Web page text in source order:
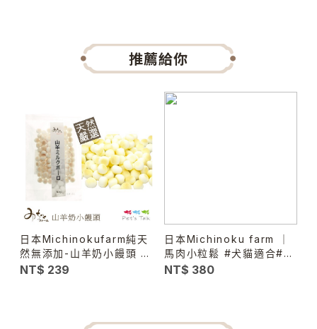
推薦給你
日本Michinokufarm純天
然無添加-山羊奶小饅頭 訓
練塞食都適合!
NT$ 239
日本Michinoku farm ｜
馬肉小粒鬆 #犬貓適合#幼
犬老犬
NT$ 380